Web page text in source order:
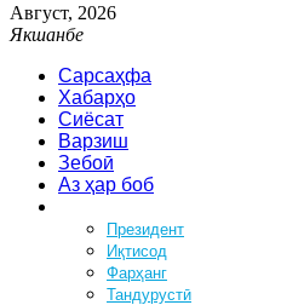
Август, 2026
Якшанбе
Сарсаҳфа
Хабарҳо
Сиёсат
Варзиш
Зебоӣ
Аз ҳар боб
Президент
Иқтисод
Фарҳанг
Тандурустӣ